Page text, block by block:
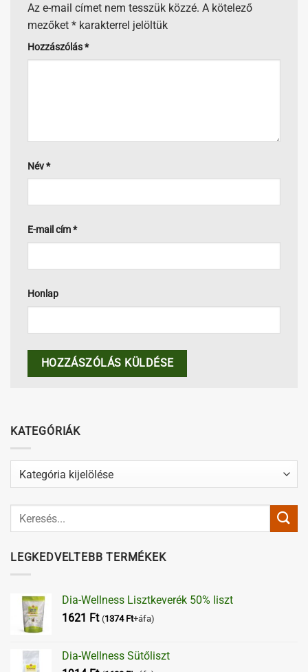
Az e-mail címet nem tesszük közzé. A kötelező
mezőket * karakterrel jelöltük
Hozzászólás*
Név*
E-mail cím*
Honlap
KATEGÓRIÁK
Kategóriák
LEGKEDVELTEBB TERMÉKEK
Dia-Wellness Lisztkeverék 50% liszt
1621 Ft (1374 Ft+áfa)
Dia-Wellness Sütőliszt